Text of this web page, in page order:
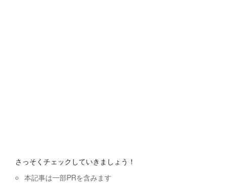
さっそくチェックしていきましょう！
本記事は一部PRを含みます